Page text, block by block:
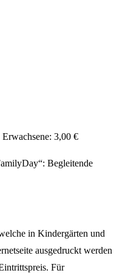
3,00 €
Begleitende
in Kindergärten und
ausgedruckt werden
Für